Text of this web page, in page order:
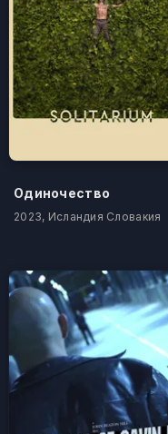
Одиночество
2023, Исландия Словакия